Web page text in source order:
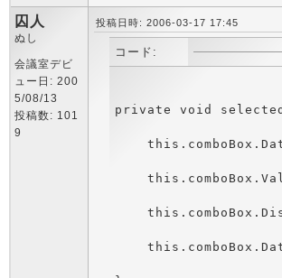
囚人
ぬし
会議室デビ
ュー日: 200
5/08/13
投稿数: 101
9
投稿日時: 2006-03-17 17:45
コード: